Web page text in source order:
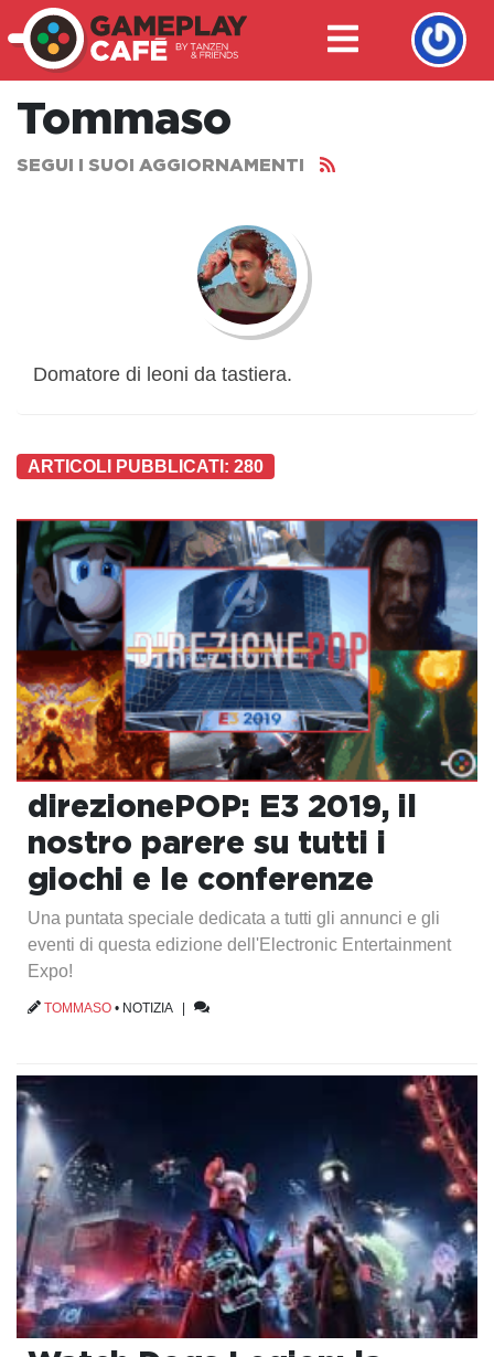
Tommaso
SEGUI I SUOI AGGIORNAMENTI
Domatore di leoni da tastiera.
ARTICOLI PUBBLICATI: 280
direzionePOP: E3 2019, il
nostro parere su tutti i
giochi e le conferenze
Una puntata speciale dedicata a tutti gli annunci e gli
eventi di questa edizione dell'Electronic Entertainment
Expo!
TOMMASO • NOTIZIA|